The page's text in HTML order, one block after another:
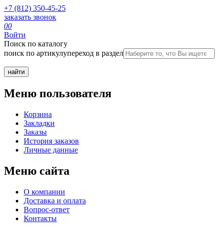
+7 (812) 350-45-25
заказать звонок
00
Войти
Поиск по каталогу
поиск по артикулупереход в раздел
Меню пользователя
Корзина
Закладки
Заказы
История заказов
Личные данные
Меню сайта
О компании
Доставка и оплата
Вопрос-ответ
Контакты